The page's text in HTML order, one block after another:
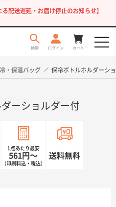
配送遅延・お届け停止のお知らせ】
・保温バッグ 保冷ボトルホルダーシ
ーショルダー付
1点あたり最安
561円〜
（印刷料込・税込）
送料無料